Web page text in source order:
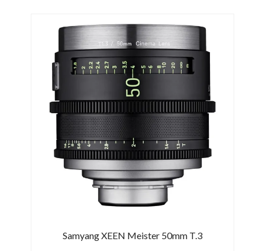
Samyang XEEN Meister 50mm T.3